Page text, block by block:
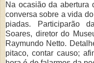
Na ocasião da abertura
conversa sobre a vida
piadas. Participarão
Soares, diretor do
Raymundo Netto.
pitaco, contar causo;